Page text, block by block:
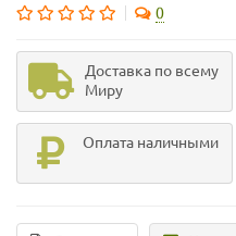
0
Доставка по всему
Миру
Оплата наличными